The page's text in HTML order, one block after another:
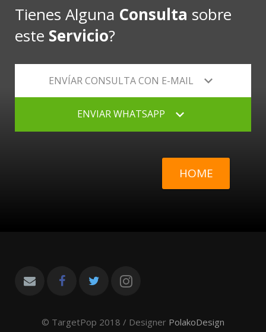
Tienes Alguna Consulta sobre
este Servicio?
ENVÍAR CONSULTA CON E-MAIL
ENVIAR WHATSAPP
HOME
© TargetPop 2018 / Designer PolakoDesign